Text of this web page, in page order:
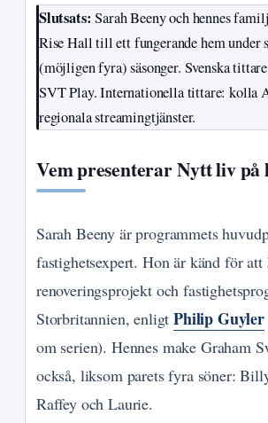
Slutsats: Sarah Beeny och hennes
Rise Hall till ett fungerande hem under
(möjligen fyra) säsonger. Svenska
SVT Play. Internationella tittare: kolla
regionala streamingtjänster.
Vem presenterar Nytt liv på
Sarah Beeny är programmets
fastighetsexpert. Hon är känd för att
renoveringsprojekt och
Storbritannien, enligtPhilip Guyler
om serien). Hennes make Graham
också, liksom parets fyra söner:
Raffey och Laurie.